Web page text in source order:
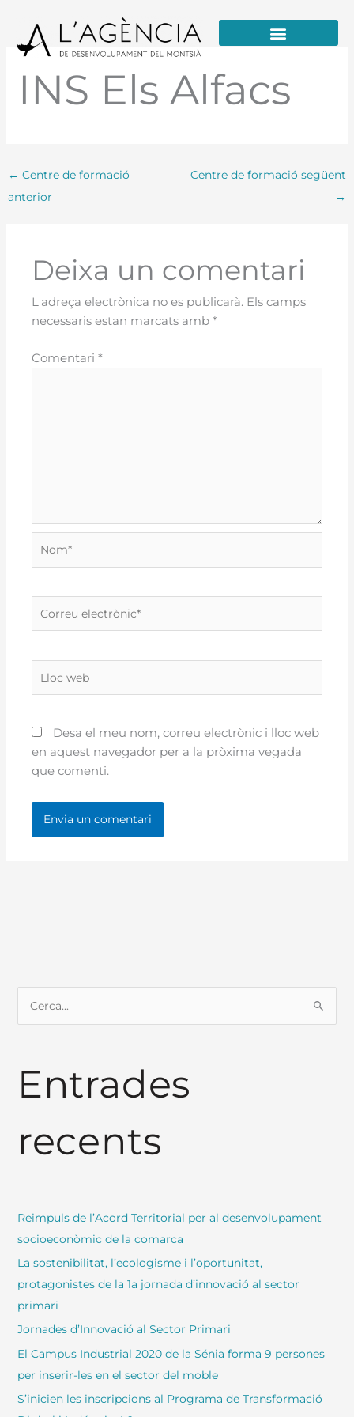
contingut
INS Els Alfacs
← Centre de formació
anterior
Centre de formació següent
→
Deixa un comentari
L'adreça electrònica no es publicarà. Els camps
necessaris estan marcats amb*
Comentari*
Desa el meu nom, correu electrònic i lloc web
en aquest navegador per a la pròxima vegada
que comenti.
c
aEntrades
recents
Reimpuls de l’Acord Territorial per al desenvolupament
socioeconòmic de la comarca
La sostenibilitat, l’ecologisme i l’oportunitat,
protagonistes de la 1a jornada d’innovació al sector
primari
Jornades d’Innovació al Sector Primari
El Campus Industrial 2020 de la Sénia forma 9 persones
per inserir-les en el sector del moble
S’inicien les inscripcions al Programa de Transformació